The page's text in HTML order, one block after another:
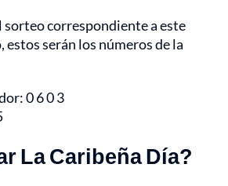
sorteo correspondiente a este
estos serán los números de la
0 6 0 3
La Caribeña Día?